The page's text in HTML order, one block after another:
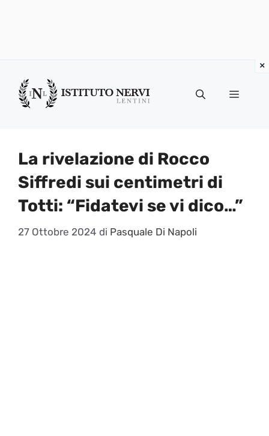
contenuto
Menu
La rivelazione di Rocco
Siffredi sui centimetri di
Totti: “Fidatevi se vi dico…”
27 Ottobre 2024 di Pasquale Di Napoli